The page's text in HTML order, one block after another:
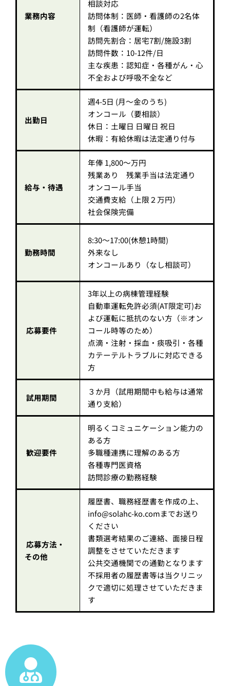
業務内容
相談対応
訪問体制：医師・看護師の2名体
制（看護師が運転）
訪問先割合：居宅7割/施設3割
訪問件数：10-12件/日
主な疾患：認知症・各種がん・心
不全および呼吸不全など
出勤日
週4-5日 (月～金のうち)
オンコール（要相談）
休日：土曜日 日曜日 祝日
休暇：有給休暇は法定通り付与
給与・待遇
年俸 1,800～万円
残業あり 残業手当は法定通り
オンコール手当
交通費支給（上限２万円）
社会保険完備
勤務時間
8:30～17:00(休憩1時間)
外来なし
オンコールあり（なし相談可）
応募要件
3年以上の病棟管理経験
自動車運転免許必須(AT限定可)お
よび運転に抵抗のない方（※オン
コール時等のため）
点滴・注射・採血・痰吸引・各種
カテーテルトラブルに対応できる
方
試用期間
３か月（試用期間中も給与は通常
通り支給）
歓迎要件
明るくコミュニケーション能力の
ある方
多職種連携に理解のある方
各種専門医資格
訪問診療の勤務経験
応募方法・
その他
履歴書、職務経歴書を作成の上、
info@solahc-ko.comまでお送り
ください
書類選考結果のご連絡、面接日程
調整をさせていただきます
公共交通機関での通勤となります
不採用者の履歴書等は当クリニッ
クで適切に処理させていただきま
す